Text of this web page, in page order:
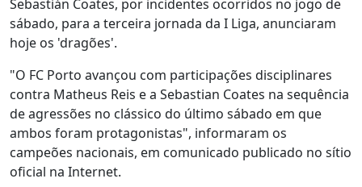
Sebastián Coates, por incidentes ocorridos no jogo de
sábado, para a terceira jornada da I Liga, anunciaram
hoje os 'dragões'.
"O FC Porto avançou com participações disciplinares
contra Matheus Reis e a Sebastian Coates na sequência
de agressões no clássico do último sábado em que
ambos foram protagonistas", informaram os
campeões nacionais, em comunicado publicado no sítio
oficial na Internet.